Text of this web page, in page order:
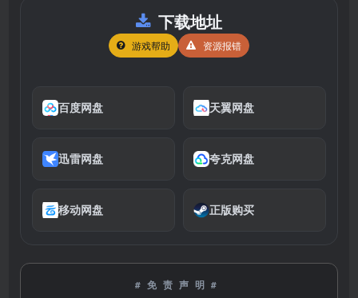
下载地址
游戏帮助 资源报错
百度网盘 天翼网盘
迅雷网盘 夸克网盘
移动网盘 正版购买
#免责声明#